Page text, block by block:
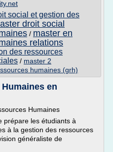
social et gestion des
droit social
/ master en
relations
des ressources
/ master 2
humaines (grh)
en
Humaines
prépare les étudiants à
à la gestion des ressources
généraliste de